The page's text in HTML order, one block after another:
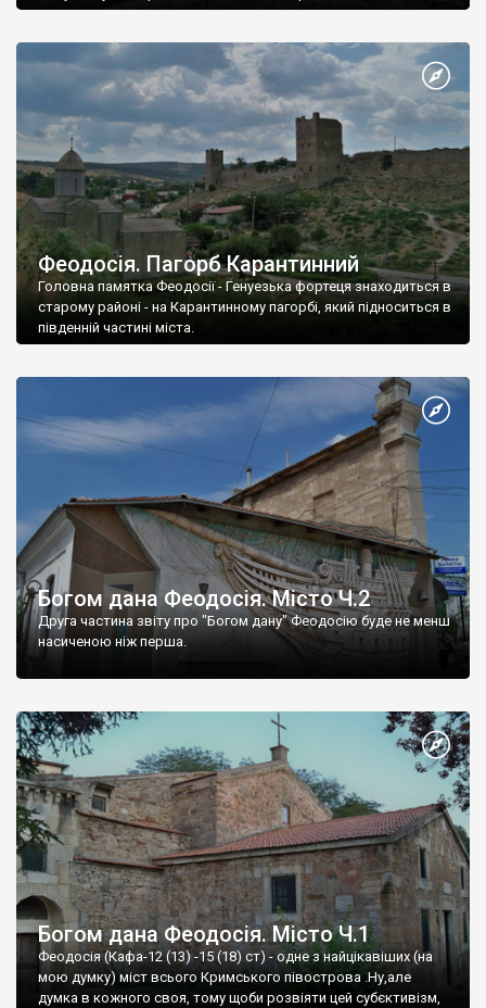
Феодосія. Пагорб Карантинний
Головна памятка Феодосії - Генуезька фортеця знаходиться в
старому районі - на Карантинному пагорбі, який підноситься в
південній частині міста.
Богом дана Феодосія. Місто Ч.2
Друга частина звіту про "Богом дану" Феодосію буде не менш
насиченою ніж перша.
Богом дана Феодосія. Місто Ч.1
Феодосія (Кафа-12 (13) -15 (18) ст) - одне з найцікавіших (на
мою думку) міст всього Кримського півострова .Ну,але
думка в кожного своя, тому щоби розвіяти цей субєктивізм,